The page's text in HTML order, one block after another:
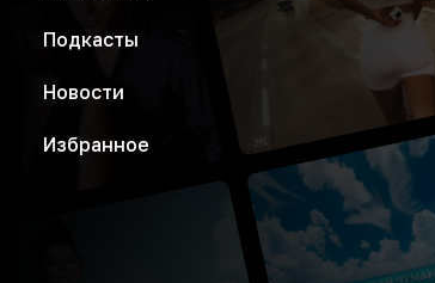
Подкасты
Новости
Избранное